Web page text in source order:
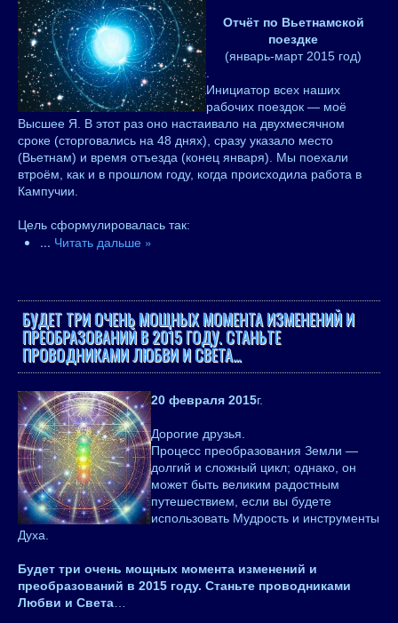
Отчёт по Вьетнамской
поездке
(январь-март 2015 год)
Инициатор всех наших
рабочих поездок — моё
Высшее Я. В этот раз оно настаивало на двухмесячном
сроке (сторговались на 48 днях), сразу указало место
(Вьетнам) и время отъезда (конец января). Мы поехали
втроём, как и в прошлом году, когда происходила работа в
Кампучии.
Цель сформулировалась так:
... Читать дальше »
БУДЕТ ТРИ ОЧЕНЬ МОЩНЫХ МОМЕНТА ИЗМЕНЕНИЙ И
ПРЕОБРАЗОВАНИЙ В 2015 ГОДУ. СТАНЬТЕ
ПРОВОДНИКАМИ ЛЮБВИ И СВЕТА…
20 февраля 2015г.
Дорогие друзья.
Процесс преобразования Земли —
долгий и сложный цикл; однако, он
может быть великим радостным
путешествием, если вы будете
использовать Мудрость и инструменты
Духа.
Будет три очень мощных момента изменений и
преобразований в 2015 году. Станьте проводниками
Любви и Света